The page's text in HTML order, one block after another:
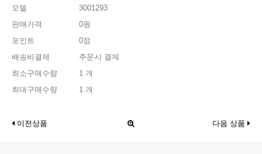
모델
3001293
판매가격
0원
포인트
0점
배송비결제
주문시 결제
최소구매수량
1 개
최대구매수량
1 개
이전상품 다음 상품